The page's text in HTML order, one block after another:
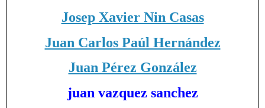
Josep Xavier Nin Casas
Juan Carlos Paúl Hernández
Juan Pérez González
juan vazquez sanchez